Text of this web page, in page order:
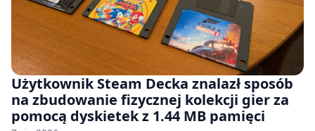
Użytkownik Steam Decka znalazł sposób
na zbudowanie fizycznej kolekcji gier za
pomocą dyskietek z 1.44 MB pamięci